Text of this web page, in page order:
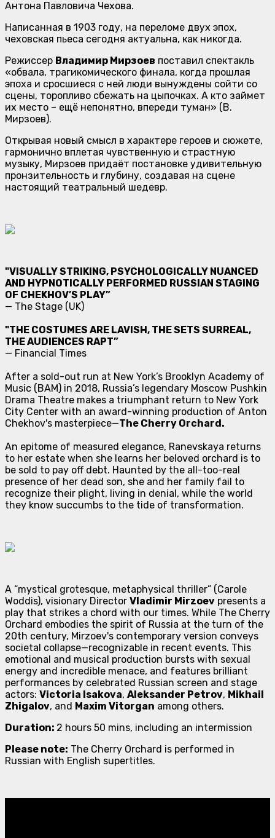
Антона Павловича Чехова.
Написанная в 1903 году, на переломе двух эпох,
чеховская пьеса сегодня актуальна, как никогда.
Режиссер Владимир Мирзоев поставил спектакль
«обвала, трагикомического финала, когда прошлая
эпоха и сросшиеся с ней люди вынуждены сойти со
сцены, торопливо сбежать на цыпочках. А кто займет
их место – ещё непонятно, впереди туман» (В.
Мирзоев).
Открывая новый смысл в характере героев и сюжете,
гармонично вплетая чувственную и страстную
музыку, Мирзоев придаёт постановке удивительную
пронзительность и глубину, создавая на сцене
настоящий театральный шедевр.
"VISUALLY STRIKING, PSYCHOLOGICALLY NUANCED
AND HYPNOTICALLY PERFORMED RUSSIAN STAGING
OF CHEKHOV’S PLAY”
— The Stage (UK)
"THE COSTUMES ARE LAVISH, THE SETS SURREAL,
THE AUDIENCES RAPT”
— Financial Times
After a sold-out run at New York’s Brooklyn Academy of
Music (BAM) in 2018, Russia’s legendary Moscow Pushkin
Drama Theatre makes a triumphant return to New York
City Center with an award-winning production of Anton
Chekhov's masterpiece—The Cherry Orchard.
An epitome of measured elegance, Ranevskaya returns
to her estate when she learns her beloved orchard is to
be sold to pay off debt. Haunted by the all-too-real
presence of her dead son, she and her family fail to
recognize their plight, living in denial, while the world
they know succumbs to the tide of transformation.
A “mystical grotesque, metaphysical thriller” (Carole
Woddis), visionary Director Vladimir Mirzoev presents a
play that strikes a chord with our times. While The Cherry
Orchard embodies the spirit of Russia at the turn of the
20th century, Mirzoev's contemporary version conveys
societal collapse—recognizable in recent events. This
emotional and musical production bursts with sexual
energy and incredible menace, and features brilliant
performances by celebrated Russian screen and stage
actors: Victoria Isakova, Aleksander Petrov, Mikhail
Zhigalov, and Maxim Vitorgan among others.
Duration: 2 hours 50 mins, including an intermission
Please note: The Cherry Orchard is performed in
Russian with English supertitles.